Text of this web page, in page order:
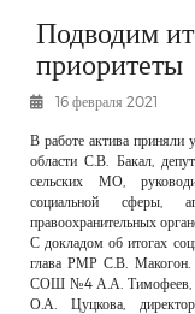
К СВЕДЕНИЮ
КОНКУРСЫ
ФОТОРЕПОРТАЖИ
РЕКЛАМОДАТЕЛЯМ
ОБЪЯВЛЕНИЯ
КОНТАКТЫ
Подводим
приоритеты
16 февраля 2021
В работе актива приняли
области С.В. Бакал,
сельских МО,
социальной сферы,
правоохранительных
С докладом об итогах
глава РМР С.В. Макогон.
СОШ №4 А.А. Тимофеев,
О.А. Цуцкова,